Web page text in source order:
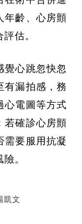
年齡、心房顫
估。
覺心跳忽快忽
有漏拍感，務
心電圖等方式
若確診心房顫
需要服用抗凝
。
凱文